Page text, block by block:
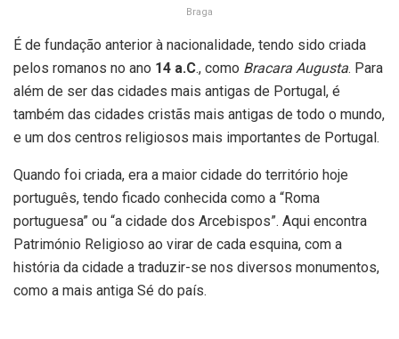
Braga
É de fundação anterior à nacionalidade, tendo sido criada
pelos romanos no ano 14 a.C., como Bracara Augusta. Para
além de ser das cidades mais antigas de Portugal, é
também das cidades cristãs mais antigas de todo o mundo,
e um dos centros religiosos mais importantes de Portugal.
Quando foi criada, era a maior cidade do território hoje
português, tendo ficado conhecida como a “Roma
portuguesa” ou “a cidade dos Arcebispos”. Aqui encontra
Património Religioso ao virar de cada esquina, com a
história da cidade a traduzir-se nos diversos monumentos,
como a mais antiga Sé do país.